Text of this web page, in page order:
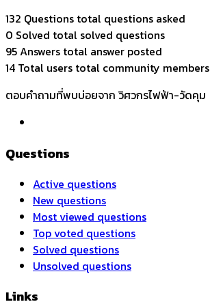
132 Questions total questions asked
0 Solved total solved questions
95 Answers total answer posted
14 Total users total community members
ตอบคำถามที่พบบ่อยจาก วิศวกรไฟฟ้า-วัดคุม
Questions
Active questions
New questions
Most viewed questions
Top voted questions
Solved questions
Unsolved questions
Links